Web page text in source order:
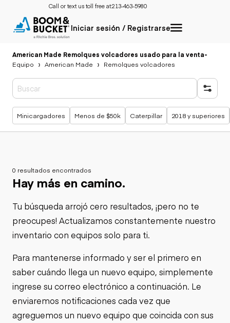
Call or text us toll free at:213-463-5980
Iniciar sesión / Registrarse
American Made Remolques volcadores usado para la venta-
Equipo
American Made Remolques volcadores
Búsquedas populares
Minicargadores Menos de $50k Caterpillar 2018 y superiores
0 resultados encontrados
Hay más en camino.
Tu búsqueda arrojó cero resultados, ¡pero no te
preocupes! Actualizamos constantemente nuestro
inventario con equipos solo para ti.
Para mantenerse informado y ser el primero en
saber cuándo llega un nuevo equipo, simplemente
ingrese su correo electrónico a continuación. Le
enviaremos notificaciones cada vez que
agreguemos un nuevo equipo que coincida con sus